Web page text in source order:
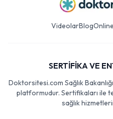
VideolarBlog
SERTİFİKA VE
Doktorsitesi.com Sağlık
platformudur. Sertifikaları ile
sağlık